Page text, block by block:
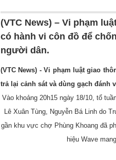
(VTC News) – Vi phạm
có hành vi côn đồ để
người dân.
(VTC News) - Vi phạm luật giao
trả lại cảnh sát và dùng gạch đánh
Vào khoảng 20h15 ngày 18/10, tổ
Lê Xuân Tùng, Nguyễn Bá Linh do
gần khu vực chợ Phùng Khoang đã
hiệu Wave